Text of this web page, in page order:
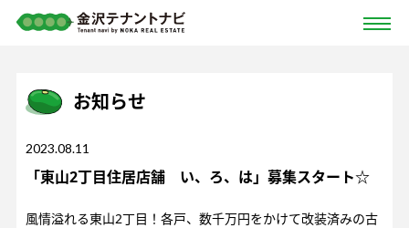
お知らせ
2023.08.11
「東山2丁目住居店舗 い、ろ、は」募集スタート☆
風情溢れる東山2丁目！各戸、数千万円をかけて改装済みの古